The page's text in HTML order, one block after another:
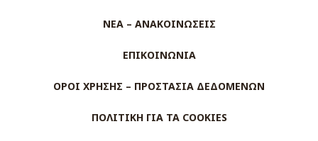
ΝΕΑ – ΑΝΑΚΟΙΝΩΣΕΙΣ
ΕΠΙΚΟΙΝΩΝΙΑ
ΟΡΟΙ ΧΡΗΣΗΣ – ΠΡΟΣΤΑΣΙΑ ΔΕΔΟΜΕΝΩΝ
ΠΟΛΙΤΙΚΗ ΓΙΑ ΤΑ COOKIES